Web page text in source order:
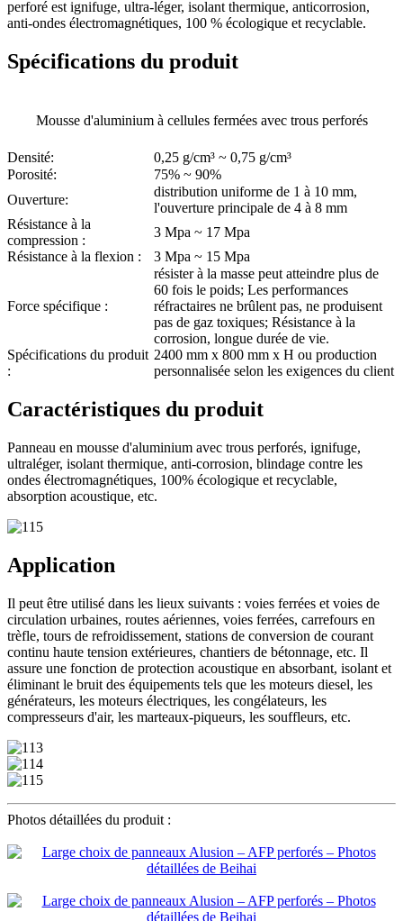
perforé est ignifuge, ultra-léger, isolant thermique, anticorrosion,
anti-ondes électromagnétiques, 100 % écologique et recyclable.
Spécifications du produit
Mousse d'aluminium à cellules fermées avec trous perforés
Densité:
0,25 g/cm³ ~ 0,75 g/cm³
Porosité:
75% ~ 90%
Ouverture:
distribution uniforme de 1 à 10 mm,
l'ouverture principale de 4 à 8 mm
Résistance à la
compression :
3 Mpa ~ 17 Mpa
Résistance à la flexion :
3 Mpa ~ 15 Mpa
Force spécifique :
résister à la masse peut atteindre plus de
60 fois le poids; Les performances
réfractaires ne brûlent pas, ne produisent
pas de gaz toxiques; Résistance à la
corrosion, longue durée de vie.
Spécifications du produit
:
2400 mm x 800 mm x H ou production
personnalisée selon les exigences du client
Caractéristiques du produit
Panneau en mousse d'aluminium avec trous perforés, ignifuge,
ultraléger, isolant thermique, anti-corrosion, blindage contre les
ondes électromagnétiques, 100% écologique et recyclable,
absorption acoustique, etc.
Application
Il peut être utilisé dans les lieux suivants : voies ferrées et voies de
circulation urbaines, routes aériennes, voies ferrées, carrefours en
trèfle, tours de refroidissement, stations de conversion de courant
continu haute tension extérieures, chantiers de bétonnage, etc. Il
assure une fonction de protection acoustique en absorbant, isolant et
éliminant le bruit des équipements tels que les moteurs diesel, les
générateurs, les moteurs électriques, les congélateurs, les
compresseurs d'air, les marteaux-piqueurs, les souffleurs, etc.
Photos détaillées du produit :